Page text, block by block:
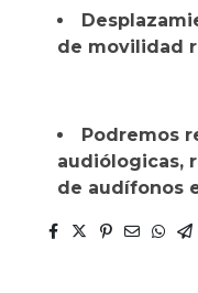
de movilidad
Podremos
audiólogicas,
de audífonos